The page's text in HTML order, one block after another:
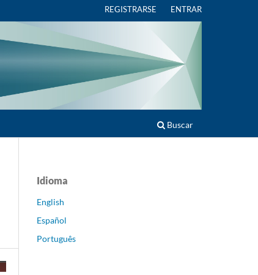
Buscar
REGISTRARSE ENTRAR
Idioma
English
Español
Português